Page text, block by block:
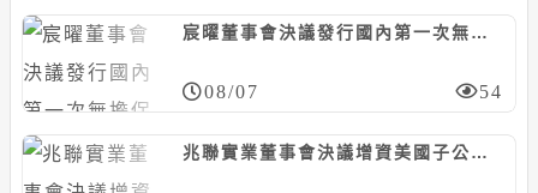
宸曜董事會決議發行國內第一次無擔保轉換債，計5億元
08/07 54
兆聯實業董事會決議增資美國子公司MUAQUA ENGINEERING，計5千萬美元